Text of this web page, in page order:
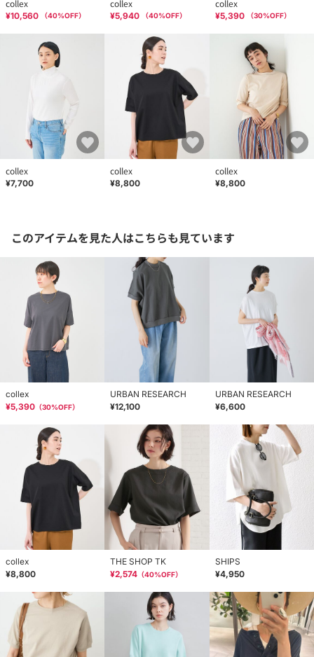
collex
¥10,560 （40%OFF）
collex
¥5,940 （40%OFF）
collex
¥5,390 （30%OFF）
collex
¥7,700
collex
¥8,800
collex
¥8,800